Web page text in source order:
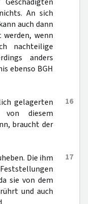
An sich
auch dann
wenn
nachteilige
anders
ebenso BGH
16
gelagerten
von diesem
braucht der
17
Die ihm
sie von dem
und auch